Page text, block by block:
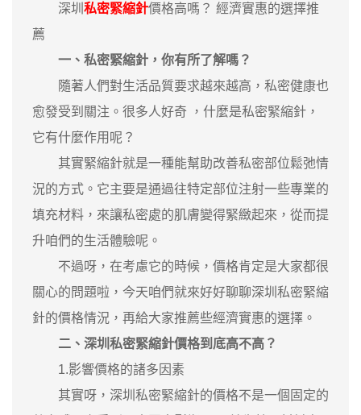
深圳 私密緊縮針價格高嗎？ 經濟實惠的選擇推
薦
一、私密緊縮針，你有所了解嗎？
隨著人們對生活品質要求越來越高，私密健康也
愈發受到關注。很多人好奇 ，什麼是私密緊縮針，
它有什麼作用呢？
其實緊縮針就是一種能幫助改善私密部位鬆弛情
況的方式。它主要是通過往特定部位注射一些專業的
填充材料，來讓私密處的肌膚變得緊緻起來，從而提
升咱們的生活體驗呢。
不過呀，在考慮它的時候，價格肯定是大家都很
關心的問題啦，今天咱們就來好好聊聊深圳私密緊縮
針的價格情況，再給大家推薦些經濟實惠的選擇。
二、深圳私密緊縮針價格到底高不高？
1.影響價格的諸多因素
其實呀，深圳私密緊縮針的價格不是一個固定的